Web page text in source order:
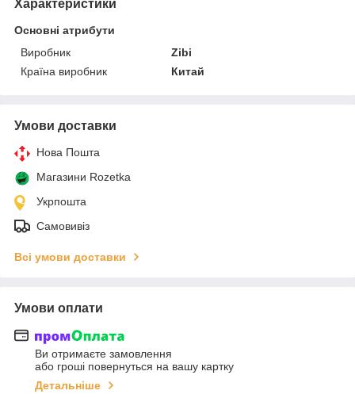
Характеристики
Основні атрибути
Виробник
Zibi
Країна виробник
Китай
Умови доставки
Нова Пошта
Магазини Rozetka
Укрпошта
Самовивіз
Всі умови доставки
Умови оплати
Ви отримаєте замовлення
або гроші повернуться на вашу картку
Детальніше